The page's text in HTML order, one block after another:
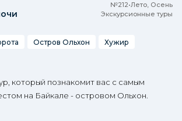
№212•Лето, Осень
Экскурсионные туры
Остров Ольхон
Хужир
который познакомит вас с самым
на Байкале - островом Ольхон.